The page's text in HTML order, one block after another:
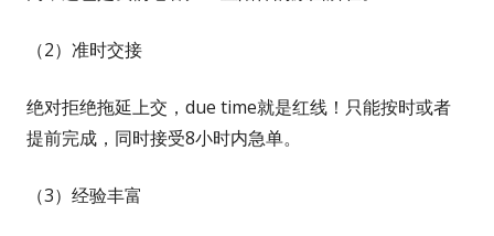
（2）准时交接
绝对拒绝拖延上交，due time就是红线！只能按时或者
提前完成，同时接受8小时内急单。
（3）经验丰富